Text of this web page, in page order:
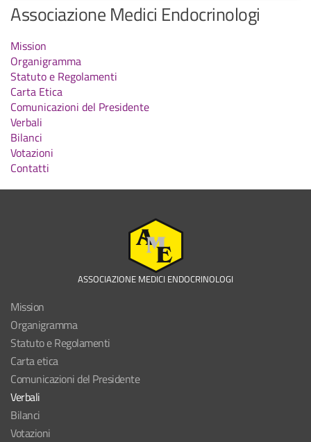
Associazione Medici Endocrinologi
Mission
Organigramma
Statuto e Regolamenti
Carta Etica
Comunicazioni del Presidente
Verbali
Bilanci
Votazioni
Contatti
ASSOCIAZIONE MEDICI ENDOCRINOLOGI
Mission
Organigramma
Statuto e Regolamenti
Carta etica
Comunicazioni del Presidente
Verbali
Bilanci
Votazioni